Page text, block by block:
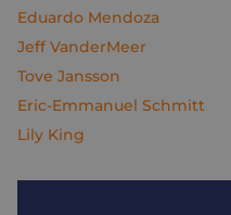
Eduardo Mendoza
Jeff VanderMeer
Tove Jansson
Eric-Emmanuel Schmitt
Lily King